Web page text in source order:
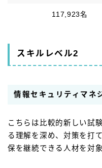
117,923名
スキルレベル2
情報セキュリティマネ
こちらは比較的新しい試
る理解を深め、対策を打
保を継続できる人材を対